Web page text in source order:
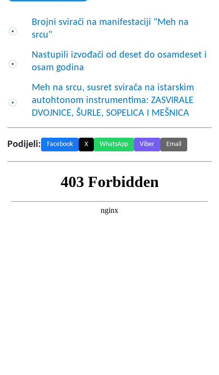
Brojni svirači na manifestaciji "Meh na
srcu"
Nastupili izvođači od deset do osamdeset i
osam godina
Meh na srcu, susret svirača na istarskim
autohtonom instrumentima: ZASVIRALE
DVOJNICE, ŠURLE, SOPELICA I MEŠNICA
Podijeli: Facebook X WhatsApp Viber Email